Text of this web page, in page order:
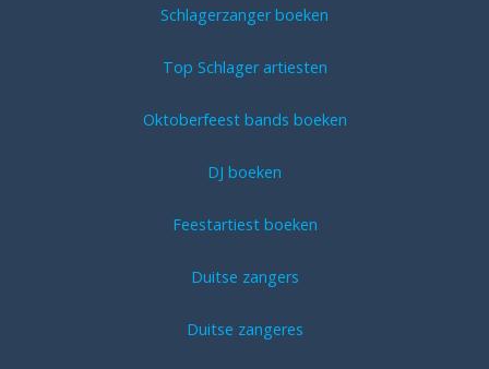
Schlagerzanger boeken
Top Schlager artiesten
Oktoberfeest bands boeken
DJ boeken
Feestartiest boeken
Duitse zangers
Duitse zangeres